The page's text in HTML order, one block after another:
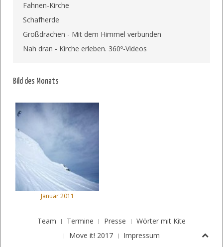
Fahnen-Kirche
Schafherde
Großdrachen - Mit dem Himmel verbunden
Nah dran - Kirche erleben. 360º-Videos
Bild des Monats
Januar 2011
Team Termine Presse
Wörter mit Kite
Move it! 2017
Impressum